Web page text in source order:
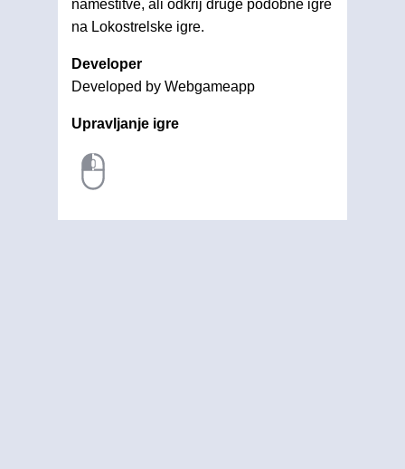
namestitve, ali odkrij druge podobne igre
na Lokostrelske igre.
Developer
Developed by Webgameapp
Upravljanje igre